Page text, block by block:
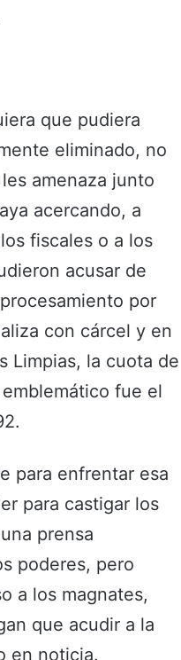
que pudiera
eliminado, no
amenaza junto
acercando, a
fiscales o a los
acusar de
por
con cárcel y en
Limpias, la cuota de
fue el
para enfrentar esa
para castigar los
prensa
poderes, pero
a los magnates,
que acudir a la
en noticia.